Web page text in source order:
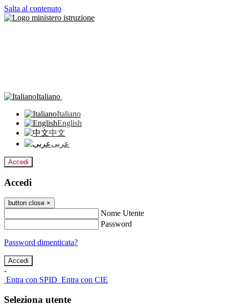
Salta al contenuto
Italiano
Italiano
English
中文
عربى
Accedi
Accedi
button close ×
Nome Utente
Password
Password dimenticata?
-
Entra con SPID Entra con CIE
Seleziona utente